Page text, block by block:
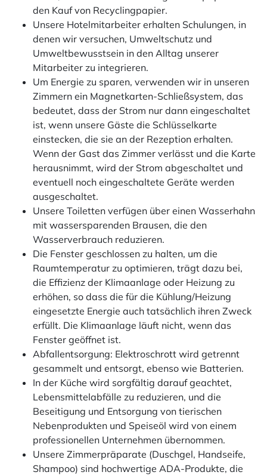
den Kauf von Recyclingpapier.
Unsere Hotelmitarbeiter erhalten Schulungen, in
denen wir versuchen, Umweltschutz und
Umweltbewusstsein in den Alltag unserer
Mitarbeiter zu integrieren.
Um Energie zu sparen, verwenden wir in unseren
Zimmern ein Magnetkarten-Schließsystem, das
bedeutet, dass der Strom nur dann eingeschaltet
ist, wenn unsere Gäste die Schlüsselkarte
einstecken, die sie an der Rezeption erhalten.
Wenn der Gast das Zimmer verlässt und die Karte
herausnimmt, wird der Strom abgeschaltet und
eventuell noch eingeschaltete Geräte werden
ausgeschaltet.
Unsere Toiletten verfügen über einen Wasserhahn
mit wassersparenden Brausen, die den
Wasserverbrauch reduzieren.
Die Fenster geschlossen zu halten, um die
Raumtemperatur zu optimieren, trägt dazu bei,
die Effizienz der Klimaanlage oder Heizung zu
erhöhen, so dass die für die Kühlung/Heizung
eingesetzte Energie auch tatsächlich ihren Zweck
erfüllt. Die Klimaanlage läuft nicht, wenn das
Fenster geöffnet ist.
Abfallentsorgung: Elektroschrott wird getrennt
gesammelt und entsorgt, ebenso wie Batterien.
In der Küche wird sorgfältig darauf geachtet,
Lebensmittelabfälle zu reduzieren, und die
Beseitigung und Entsorgung von tierischen
Nebenprodukten und Speiseöl wird von einem
professionellen Unternehmen übernommen.
Unsere Zimmerpräparate (Duschgel, Handseife,
Shampoo) sind hochwertige ADA-Produkte, die